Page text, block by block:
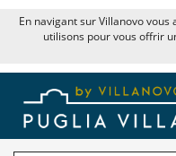
En navigant sur Villanovo
utilisons pour vous offrir